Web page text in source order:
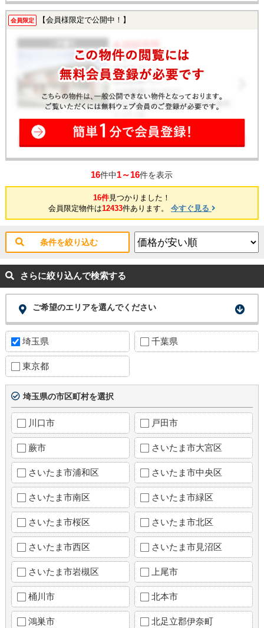
会員限定 【会員様限定で公開中！】
16件中1～16件を表示
16件見つかりました！
会員限定物件は12433件あります。 今すぐ見る
条件を絞り込む
さらに絞り込んで検索する
ご希望のエリアを選んでください
埼玉県 千葉県
東京都
埼玉県の市区町村を選択
川口市 戸田市
蕨市 さいたま市大宮区
さいたま市浦和区 さいたま市中央区
さいたま市南区 さいたま市緑区
さいたま市桜区 さいたま市北区
さいたま市西区 さいたま市見沼区
さいたま市岩槻区 上尾市
桶川市 北本市
鴻巣市 北足立郡伊奈町